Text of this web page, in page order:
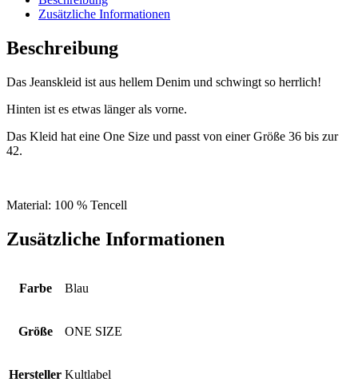
Zusätzliche Informationen
Beschreibung
Das Jeanskleid ist aus hellem Denim und schwingt so herrlich!
Hinten ist es etwas länger als vorne.
Das Kleid hat eine One Size und passt von einer Größe 36 bis zur
42.
Material: 100 % Tencell
Zusätzliche Informationen
Farbe Blau
Größe ONE SIZE
Hersteller Kultlabel